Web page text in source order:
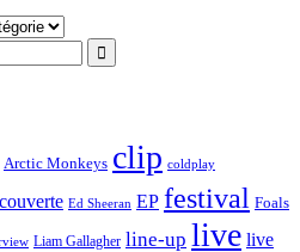
Arctic Monkeys clip coldplay
Ed Sheeran EP festival Foals
Liam Gallagher line-up live live